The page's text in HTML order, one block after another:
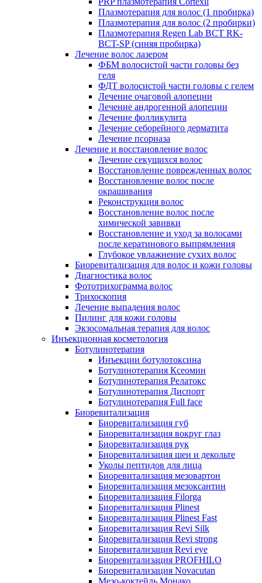
Плазмотерапия для волос (1 пробирка)
Плазмотерапия для волос (2 пробирки)
Плазмотерапия Regen Lab BCT RK-
BCT-SP (синяя пробирка)
Лечение волос лазером
ФБМ волосистой части головы без
геля
ФДТ волосистой части головы с гелем
Лечение очаговой алопеции
Лечение андрогенной алопеции
Лечение фолликулита
Лечение себорейного дерматита
Лечение псориаза
Лечение и восстановление волос
Лечение секущихся волос
Восстановление поврежденных волос
Восстановление волос после
окрашивания
Реконструкция волос
Восстановление волос после
химической завивки
Восстановление и уход за волосами
после кератинового выпрямления
Глубокое увлажнение сухих волос
Биоревитализация для волос и кожи головы
Диагностика волос
Фототрихограмма волос
Трихоскопия
Лечение выпадения волос
Пилинг для кожи головы
Экзосомальная терапия для волос
Инъекционная косметология
Ботулинотерапия
Инъекции ботулотоксина
Ботулинотерапия Ксеомин
Ботулинотерапия Релатокс
Ботулинотерапия Диспорт
Ботулинотерапия Full face
Биоревитализация
Биоревитализация губ
Биоревитализация вокруг глаз
Биоревитализация рук
Биоревитализация шеи и декольте
Уколы пептидов для лица
Биоревитализация мезовартон
Биоревитализация мезоксантин
Биоревитализация Filorga
Биоревитализация Plinest
Биоревитализация Plinest Fast
Биоревитализация Revi Silk
Биоревитализация Revi strong
Биоревитализация Revi eye
Биоревитализация PROFHILO
Биоревитализация Novacutan
Мезо-коктейль Монако